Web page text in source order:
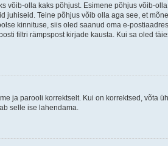
olla kaks põhjust. Esimene põhjus võib-
Teine põhjus võib olla aga see, et
kinnituse, siis oled saanud oma e-
filtri rämpspost kirjade kausta. Kui sa oled
ja parooli korrektselt. Kui on korrektsed, võta
selle ise lahendama.